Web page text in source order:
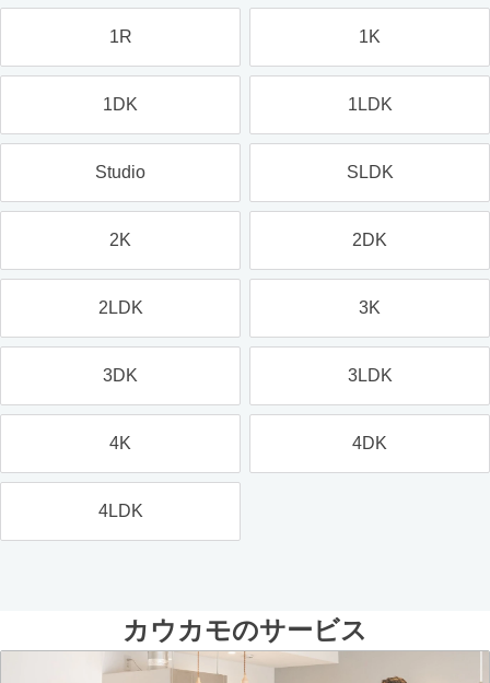
1R 1K
1DK 1LDK
Studio SLDK
2K 2DK
2LDK 3K
3DK 3LDK
4K 4DK
4LDK
カウカモのサービス